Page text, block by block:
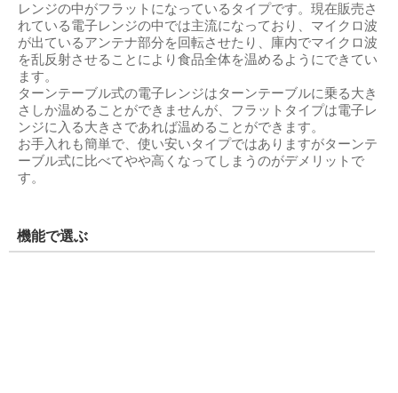
レンジの中がフラットになっているタイプです。現在販売さ
れている電子レンジの中では主流になっており、マイクロ波
が出ているアンテナ部分を回転させたり、庫内でマイクロ波
を乱反射させることにより食品全体を温めるようにできてい
ます。
ターンテーブル式の電子レンジはターンテーブルに乗る大き
さしか温めることができませんが、フラットタイプは電子レ
ンジに入る大きさであれば温めることができます。
お手入れも簡単で、使い安いタイプではありますがターンテ
ーブル式に比べてやや高くなってしまうのがデメリットで
す。
機能で選ぶ